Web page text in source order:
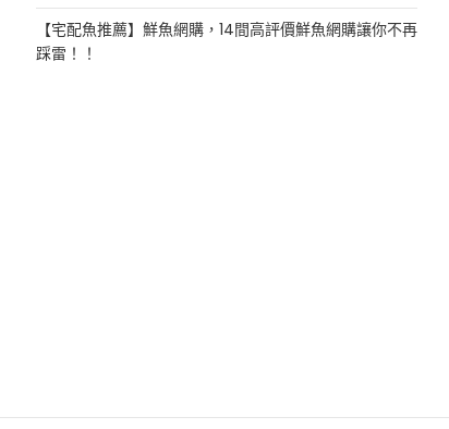
【宅配魚推薦】鮮魚網購，14間高評價鮮魚網購讓你不再
踩雷！！